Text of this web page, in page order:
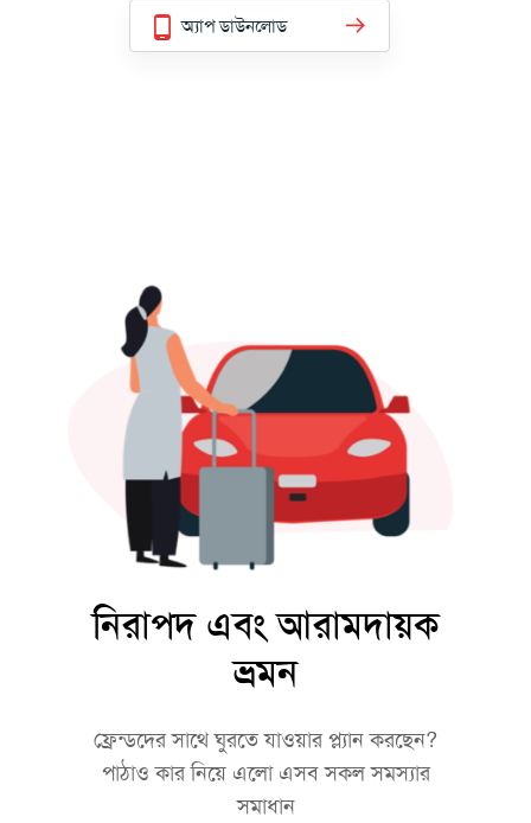
অ্যাপ ডাউনলোড
নিরাপদ এবং আরামদায়ক
ভ্রমন
ফ্রেন্ডদের সাথে ঘুরতে যাওয়ার প্ল্যান করছেন?
পাঠাও কার নিয়ে এলো এসব সকল সমস্যার
সমাধান